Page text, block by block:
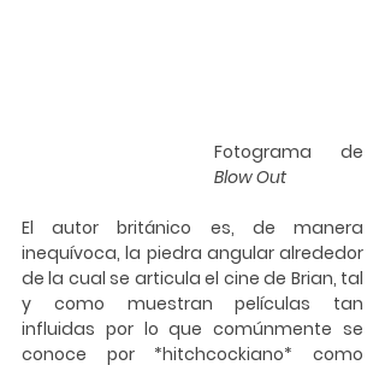
Blow Out
El autor británico es, de manera
inequívoca, la piedra angular alrededor
de la cual se articula el cine de Brian, tal
y como muestran películas tan
influidas por lo que comúnmente se